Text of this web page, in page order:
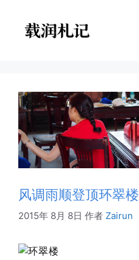
风调雨顺登顶环翠楼
2015年 8月 8日 作者 Zairun